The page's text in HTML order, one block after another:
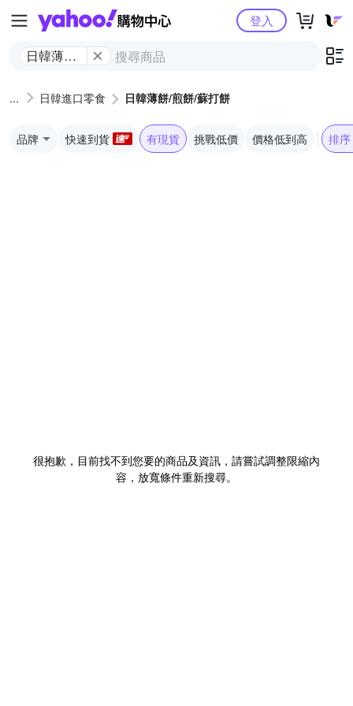
Yahoo購物中心
日韓薄餅/
餅
登入
日韓進口零食 日韓薄餅/煎餅/蘇打餅
品牌 快速到貨 有現貨 挑戰低價 價格低到高 排序
很抱歉，目前找不到您要的商品及資訊，請嘗試調整限縮內
容，放寬條件重新搜尋。